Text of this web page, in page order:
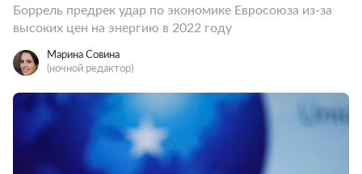
Боррель предрек удар по экономике Евросоюза из-за
высоких цен на энергию в 2022 году
Марина Совина
(ночной редактор)